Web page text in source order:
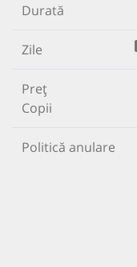
Durată
Zile
Preț
Copii
Politică anulare